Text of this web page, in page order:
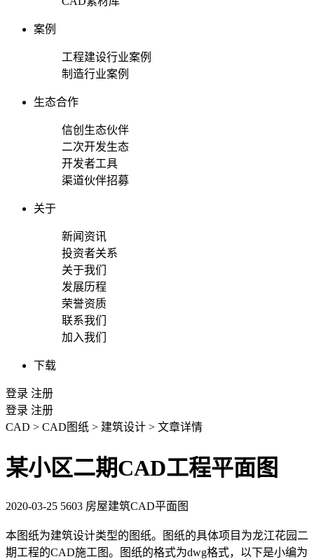
案例
工程建设行业案例
制造行业案例
生态合作
信创生态伙伴
二次开发生态
开发者工具
渠道伙伴招募
关于
新闻资讯
投资者关系
关于我们
发展历程
荣誉资质
联系我们
加入我们
下载
登录 注册
登录 注册
CAD > CAD图纸 > 建筑设计 > 文章详情
某小区二期CAD工程平面图
2020-03-25 5603 房屋建筑CAD平面图
本图纸为建筑设计类型的图纸。图纸的具体项目为龙江花园二
期工程的CAD施工图。图纸的格式为dwg格式，以下是小编为